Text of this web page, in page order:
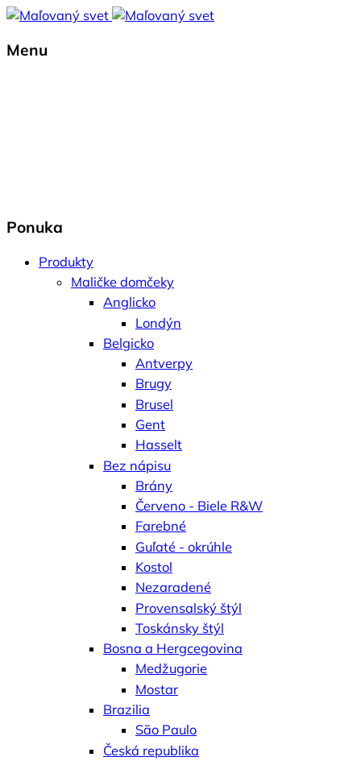
Menu
Ponuka
Produkty
Maličke domčeky
Anglicko
Londýn
Belgicko
Antverpy
Brugy
Brusel
Gent
Hasselt
Bez nápisu
Brány
Červeno - Biele R&W
Farebné
Guľaté - okrúhle
Kostol
Nezaradené
Provensalský štýl
Toskánsky štýl
Bosna a Hergcegovina
Medžugorie
Mostar
Brazilia
São Paulo
Česká republika